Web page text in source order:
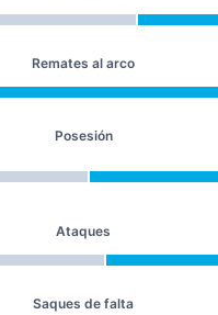
Remates al arco
Posesión
Ataques
Saques de falta